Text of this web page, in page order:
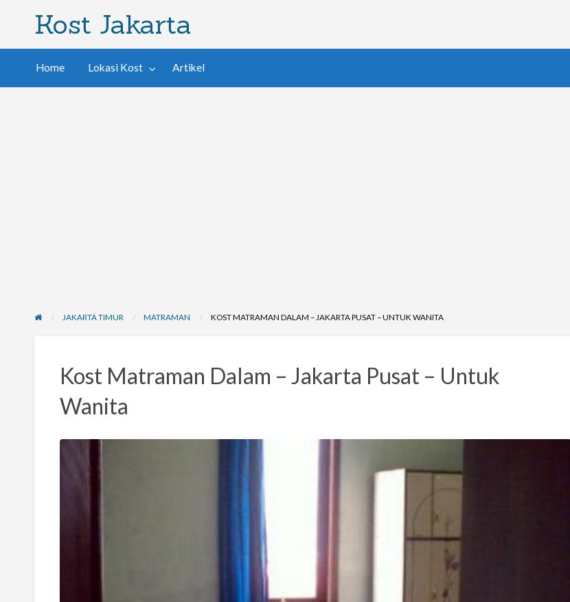
Kost Jakarta
Home Lokasi Kost Artikel
JAKARTA TIMUR MATRAMAN KOST MATRAMAN DALAM – JAKARTA PUSAT – UNTUK WANITA
Kost Matraman Dalam – Jakarta Pusat – Untuk
Wanita